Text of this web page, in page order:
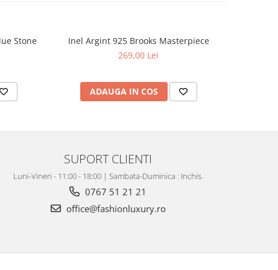
Stone
Inel Argint 925 Brooks Masterpiece
269,00 Lei
ADAUGA IN COS
SUPORT CLIENTI
Luni-Vineri - 11:00 - 18:00 | Sambata-Duminica : Inchis.
0767 51 21 21
office@fashionluxury.ro